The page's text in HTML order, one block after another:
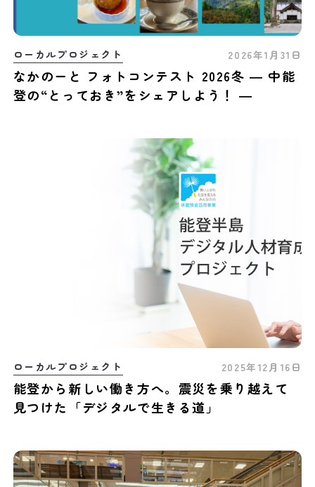
ローカルプロジェクト 2026年1月31日
なかのーと フォトコンテスト 2026冬 ― 中能
登の“とっておき”をシェアしよう！ ―
ローカルプロジェクト 2025年12月16日
能登から新しい働き方へ。震災を乗り越えて
見つけた「デジタルで生きる道」